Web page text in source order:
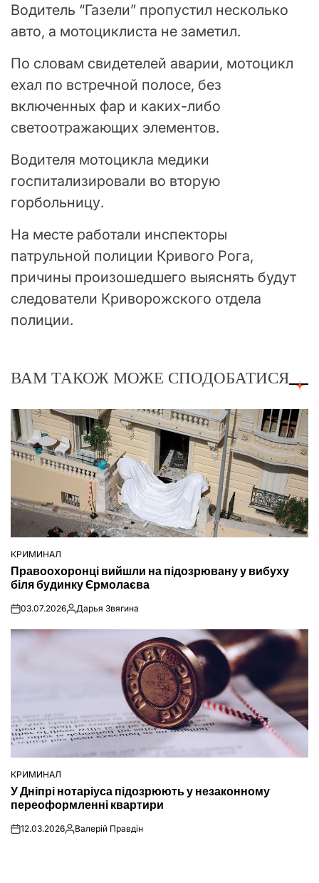
Водитель “Газели” пропустил несколько
авто, а мотоциклиста не заметил.
По словам свидетелей аварии, мотоцикл
ехал по встречной полосе, без
включенных фар и каких-либо
светоотражающих элементов.
Водителя мотоцикла медики
госпитализировали во вторую
горбольницу.
На месте работали инспекторы
патрульной полиции Кривого Рога,
причины произошедшего выяснять будут
следователи Криворожского отдела
полиции.
ВАМ ТАКОЖ МОЖЕ СПОДОБАТИСЯ
ОПУБЛІКУВАТИ
КРИМИНАЛ
Правоохоронці вийшли на підозрювану у вибуху
біля будинку Єрмолаєва
on03.07.2026Опубліковано
Дарья Звягина
ОПУБЛІКУВАТИ
У
КРИМИНАЛ
У Дніпрі нотаріуса підозрюють у незаконному
переоформленні квартири
on12.03.2026Опубліковано
Валерій Правдін